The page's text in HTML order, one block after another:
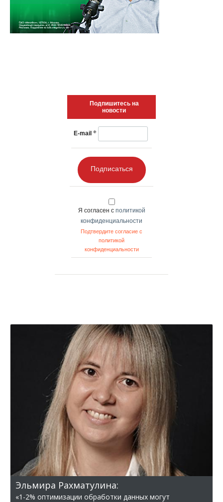
Подпишитесь на
новости
E-mail *
Подписаться
Я согласен с политикой
конфиденциальности
Подтвердите согласие с
политикой
конфиденциальности
Эльмира Рахматулина:
«1-2% оптимизации обработки данных могут